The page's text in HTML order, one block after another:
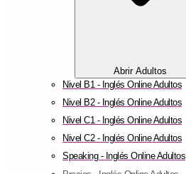
Abrir Adultos
Nivel B1 - Inglés Online Adultos
Nivel B2 - Inglés Online Adultos
Nivel C1 - Inglés Online Adultos
Nivel C2 - Inglés Online Adultos
Speaking - Inglés Online Adultos